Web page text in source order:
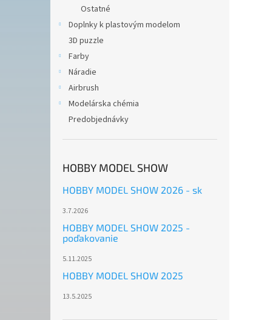
Ostatné
Doplnky k plastovým modelom
3D puzzle
Farby
Náradie
Airbrush
Modelárska chémia
Predobjednávky
HOBBY MODEL SHOW
HOBBY MODEL SHOW 2026 - sk
3.7.2026
HOBBY MODEL SHOW 2025 -
poďakovanie
5.11.2025
HOBBY MODEL SHOW 2025
13.5.2025